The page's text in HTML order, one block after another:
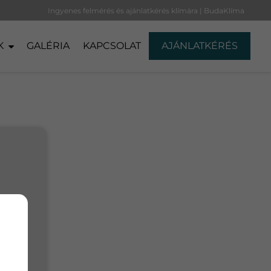
Ingyenes felmérés és ajánlatkérés klímára | BudaKlíma
GALÉRIA KAPCSOLAT AJÁNLATKÉRÉS